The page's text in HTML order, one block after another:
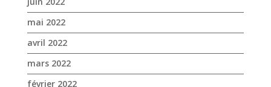
janvier 2022
décembre 2021
novembre 2021
octobre 2021